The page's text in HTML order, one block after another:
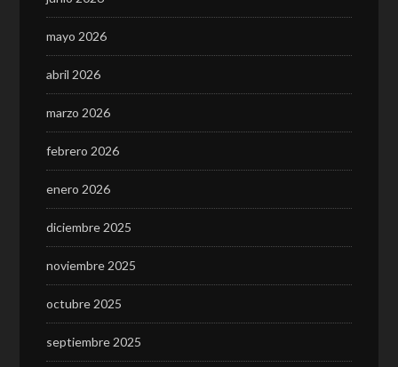
mayo 2026
abril 2026
marzo 2026
febrero 2026
enero 2026
diciembre 2025
noviembre 2025
octubre 2025
septiembre 2025